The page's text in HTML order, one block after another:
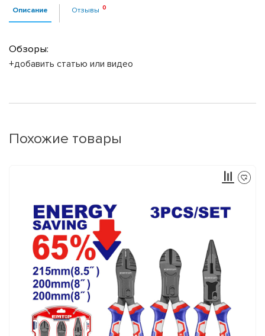
Описание Отзывы
Обзоры:
+добавить статью или видео
Похожие товары